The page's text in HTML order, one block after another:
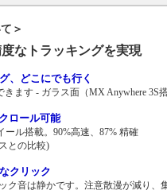
＞
なトラッキングを実現
、どこにでも行く
ます - ガラス面（MX Anywhere
ロール可能
ール搭載。90%高速、87% 精確
との比較)
クリック
ク音は静かです。注意散漫が減り、